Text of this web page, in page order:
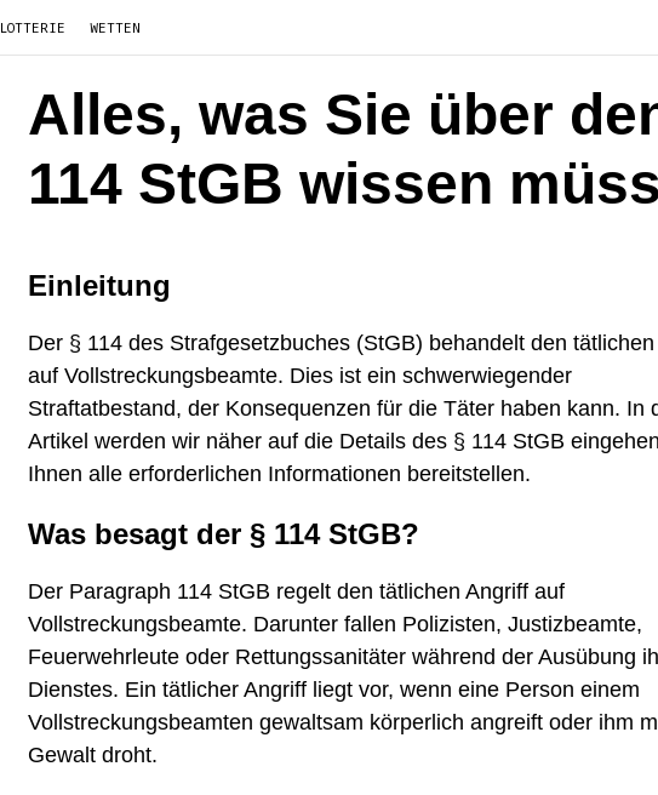
LOTTERIE WETTEN
Alles, was Sie über
114 StGB wissen
Einleitung
Der § 114 des Strafgesetzbuches (StGB) behandelt den
auf Vollstreckungsbeamte. Dies ist ein schwerwiegender
Straftatbestand, der Konsequenzen für die Täter haben kann. In
Artikel werden wir näher auf die Details des § 114 StGB
Ihnen alle erforderlichen Informationen bereitstellen.
Was besagt der § 114 StGB?
Der Paragraph 114 StGB regelt den tätlichen Angriff auf
Vollstreckungsbeamte. Darunter fallen Polizisten, Justizbeamte,
Feuerwehrleute oder Rettungssanitäter während der Ausübung
Dienstes. Ein tätlicher Angriff liegt vor, wenn eine Person einem
Vollstreckungsbeamten gewaltsam körperlich angreift oder ihm
Gewalt droht.